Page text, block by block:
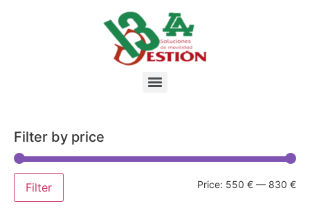
Filter by price
Filter Price: 550 € — 830 €